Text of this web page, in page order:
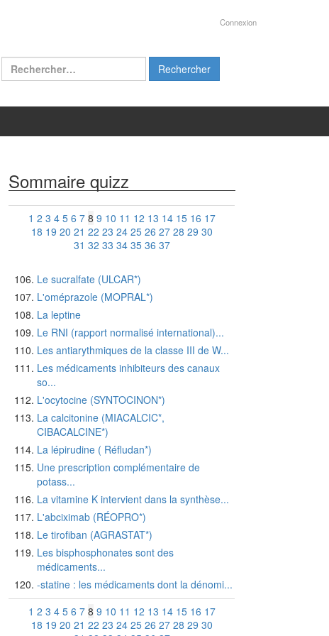
Connexion
Rechercher :
Sommaire quizz
1 2 3 4 5 6 7 8 9 10 11 12 13 14 15 16 17
18 19 20 21 22 23 24 25 26 27 28 29 30
31 32 33 34 35 36 37
Le sucralfate (ULCAR*)
L'oméprazole (MOPRAL*)
La leptine
Le RNI (rapport normalisé international)...
Les antiarythmiques de la classe III de W...
Les médicaments inhibiteurs des canaux
so...
L'ocytocine (SYNTOCINON*)
La calcitonine (MIACALCIC*,
CIBACALCINE*)
La lépirudine ( Réfludan*)
Une prescription complémentaire de
potass...
La vitamine K intervient dans la synthèse...
L'abciximab (RÉOPRO*)
Le tirofiban (AGRASTAT*)
Les bisphosphonates sont des
médicaments...
-statine : les médicaments dont la dénomi...
1 2 3 4 5 6 7 8 9 10 11 12 13 14 15 16 17
18 19 20 21 22 23 24 25 26 27 28 29 30